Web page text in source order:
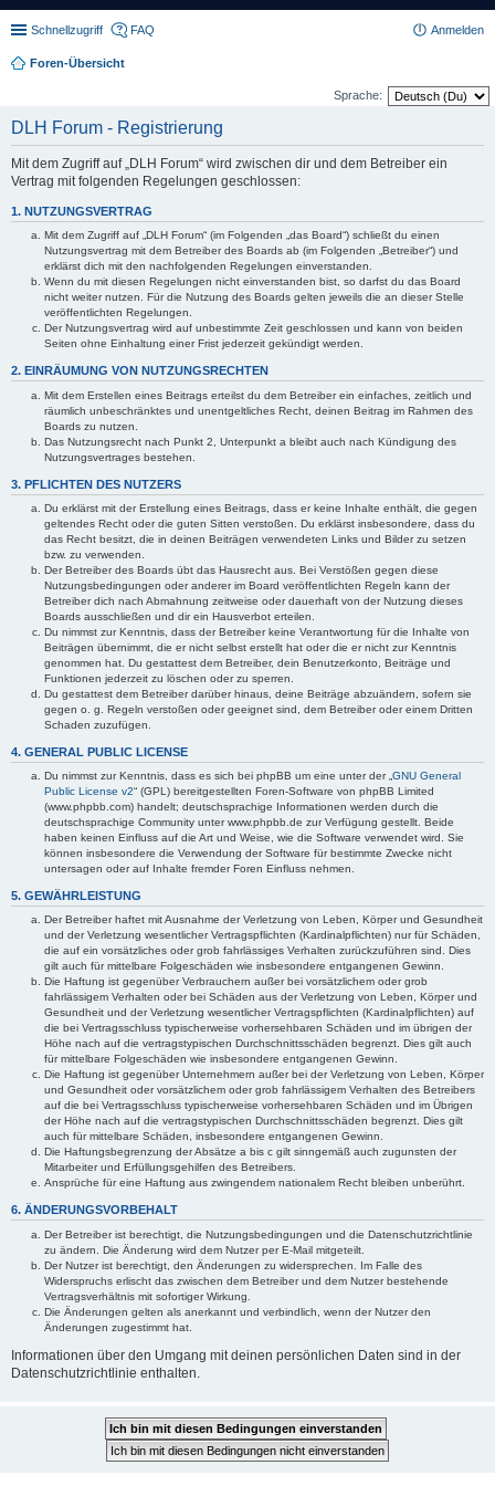
Schnellzugriff FAQ Anmelden
Foren-Übersicht
Sprache:
DLH Forum - Registrierung
Mit dem Zugriff auf „DLH Forum“ wird zwischen dir und dem Betreiber ein
Vertrag mit folgenden Regelungen geschlossen:
1. NUTZUNGSVERTRAG
Mit dem Zugriff auf „DLH Forum“ (im Folgenden „das Board“) schließt du einen
Nutzungsvertrag mit dem Betreiber des Boards ab (im Folgenden „Betreiber“) und
erklärst dich mit den nachfolgenden Regelungen einverstanden.
Wenn du mit diesen Regelungen nicht einverstanden bist, so darfst du das Board
nicht weiter nutzen. Für die Nutzung des Boards gelten jeweils die an dieser Stelle
veröffentlichten Regelungen.
Der Nutzungsvertrag wird auf unbestimmte Zeit geschlossen und kann von beiden
Seiten ohne Einhaltung einer Frist jederzeit gekündigt werden.
2. EINRÄUMUNG VON NUTZUNGSRECHTEN
Mit dem Erstellen eines Beitrags erteilst du dem Betreiber ein einfaches, zeitlich und
räumlich unbeschränktes und unentgeltliches Recht, deinen Beitrag im Rahmen des
Boards zu nutzen.
Das Nutzungsrecht nach Punkt 2, Unterpunkt a bleibt auch nach Kündigung des
Nutzungsvertrages bestehen.
3. PFLICHTEN DES NUTZERS
Du erklärst mit der Erstellung eines Beitrags, dass er keine Inhalte enthält, die gegen
geltendes Recht oder die guten Sitten verstoßen. Du erklärst insbesondere, dass du
das Recht besitzt, die in deinen Beiträgen verwendeten Links und Bilder zu setzen
bzw. zu verwenden.
Der Betreiber des Boards übt das Hausrecht aus. Bei Verstößen gegen diese
Nutzungsbedingungen oder anderer im Board veröffentlichten Regeln kann der
Betreiber dich nach Abmahnung zeitweise oder dauerhaft von der Nutzung dieses
Boards ausschließen und dir ein Hausverbot erteilen.
Du nimmst zur Kenntnis, dass der Betreiber keine Verantwortung für die Inhalte von
Beiträgen übernimmt, die er nicht selbst erstellt hat oder die er nicht zur Kenntnis
genommen hat. Du gestattest dem Betreiber, dein Benutzerkonto, Beiträge und
Funktionen jederzeit zu löschen oder zu sperren.
Du gestattest dem Betreiber darüber hinaus, deine Beiträge abzuändern, sofern sie
gegen o. g. Regeln verstoßen oder geeignet sind, dem Betreiber oder einem Dritten
Schaden zuzufügen.
4. GENERAL PUBLIC LICENSE
Du nimmst zur Kenntnis, dass es sich bei phpBB um eine unter der „ GNU General
Public License v2“ (GPL) bereitgestellten Foren-Software von phpBB Limited
(www.phpbb.com) handelt; deutschsprachige Informationen werden durch die
deutschsprachige Community unter www.phpbb.de zur Verfügung gestellt. Beide
haben keinen Einfluss auf die Art und Weise, wie die Software verwendet wird. Sie
können insbesondere die Verwendung der Software für bestimmte Zwecke nicht
untersagen oder auf Inhalte fremder Foren Einfluss nehmen.
5. GEWÄHRLEISTUNG
Der Betreiber haftet mit Ausnahme der Verletzung von Leben, Körper und Gesundheit
und der Verletzung wesentlicher Vertragspflichten (Kardinalpflichten) nur für Schäden,
die auf ein vorsätzliches oder grob fahrlässiges Verhalten zurückzuführen sind. Dies
gilt auch für mittelbare Folgeschäden wie insbesondere entgangenen Gewinn.
Die Haftung ist gegenüber Verbrauchern außer bei vorsätzlichem oder grob
fahrlässigem Verhalten oder bei Schäden aus der Verletzung von Leben, Körper und
Gesundheit und der Verletzung wesentlicher Vertragspflichten (Kardinalpflichten) auf
die bei Vertragsschluss typischerweise vorhersehbaren Schäden und im übrigen der
Höhe nach auf die vertragstypischen Durchschnittsschäden begrenzt. Dies gilt auch
für mittelbare Folgeschäden wie insbesondere entgangenen Gewinn.
Die Haftung ist gegenüber Unternehmern außer bei der Verletzung von Leben, Körper
und Gesundheit oder vorsätzlichem oder grob fahrlässigem Verhalten des Betreibers
auf die bei Vertragsschluss typischerweise vorhersehbaren Schäden und im Übrigen
der Höhe nach auf die vertragstypischen Durchschnittsschäden begrenzt. Dies gilt
auch für mittelbare Schäden, insbesondere entgangenen Gewinn.
Die Haftungsbegrenzung der Absätze a bis c gilt sinngemäß auch zugunsten der
Mitarbeiter und Erfüllungsgehilfen des Betreibers.
Ansprüche für eine Haftung aus zwingendem nationalem Recht bleiben unberührt.
6. ÄNDERUNGSVORBEHALT
Der Betreiber ist berechtigt, die Nutzungsbedingungen und die Datenschutzrichtlinie
zu ändern. Die Änderung wird dem Nutzer per E-Mail mitgeteilt.
Der Nutzer ist berechtigt, den Änderungen zu widersprechen. Im Falle des
Widerspruchs erlischt das zwischen dem Betreiber und dem Nutzer bestehende
Vertragsverhältnis mit sofortiger Wirkung.
Die Änderungen gelten als anerkannt und verbindlich, wenn der Nutzer den
Änderungen zugestimmt hat.
Informationen über den Umgang mit deinen persönlichen Daten sind in der
Datenschutzrichtlinie enthalten.